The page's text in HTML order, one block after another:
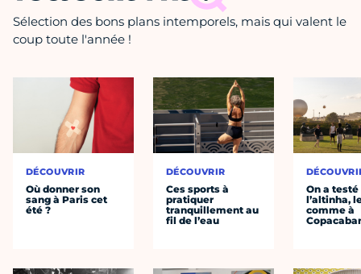
Sélection des bons plans intemporels, mais qui valent le
coup toute l'année !
DÉCOUVRIR
Où donner son
sang à Paris cet
été ?
DÉCOUVRIR
Ces sports à
pratiquer
tranquillement au
fil de l’eau
On a testé
l’altinha,
comme à